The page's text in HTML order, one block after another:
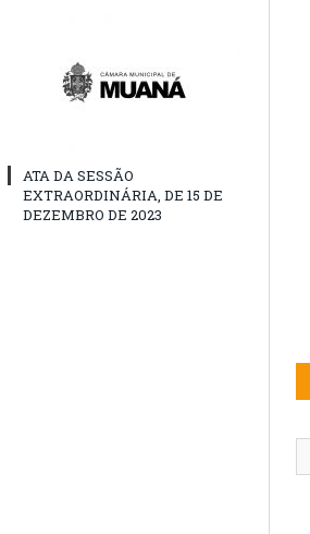
ATA DA SESSÃO
EXTRAORDINÁRIA, DE 15 DE
DEZEMBRO DE 2023